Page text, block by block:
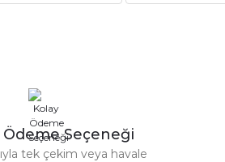
tam oldu
Ödeme Seçeneği
tek çekim veya havale